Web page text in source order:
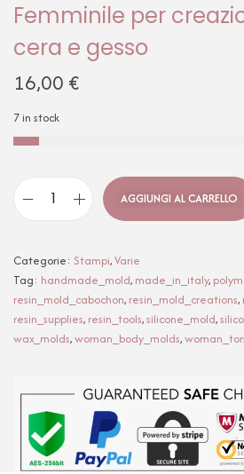
Femminile per
cera e gesso
16,00 €
7 in stock
AGGIUNGI AL CARRELLO
Categorie: Stampi,Varie
Tag: handmade_mold, made_in_italy,
resin_mold_cabochon, resin_mold_creations,
resin_supplies, resin_tools,silicone_mold,
wax_molds,woman_body_molds,